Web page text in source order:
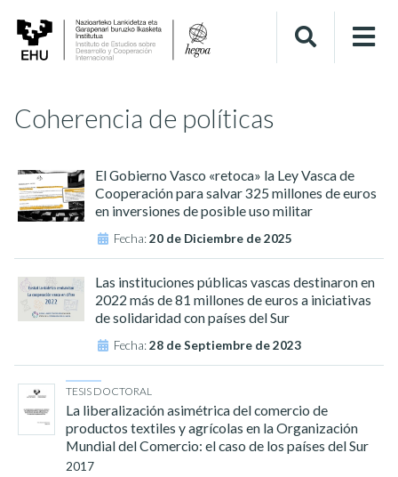
Coherencia de políticas
El Gobierno Vasco «retoca» la Ley Vasca de
Cooperación para salvar 325 millones de euros
en inversiones de posible uso militar
Fecha:20 de Diciembre de 2025
Las instituciones públicas vascas destinaron en
2022 más de 81 millones de euros a iniciativas
de solidaridad con países del Sur
Fecha:28 de Septiembre de 2023
TESIS DOCTORAL
La liberalización asimétrica del comercio de
productos textiles y agrícolas en la Organización
Mundial del Comercio: el caso de los países del Sur
2017